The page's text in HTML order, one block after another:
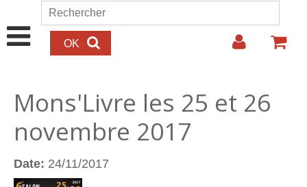
Aller au contenu principal
Formulaire de recherche
Rechercher
Mons'Livre les 25 et 26
novembre 2017
Date: 24/11/2017